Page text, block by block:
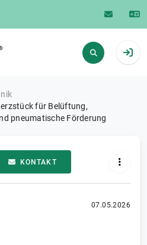
für Belüftung,
pneumatische Förderung
KONTAKT
07.05.2026